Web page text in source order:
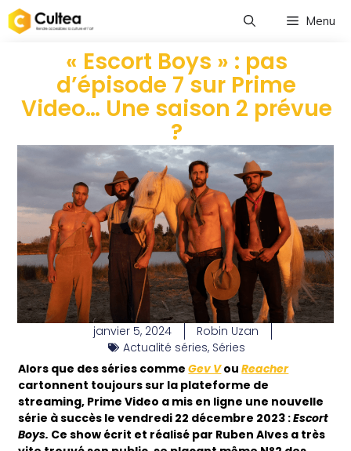
Menu
« Escort Boys » : pas
d’épisode 7 sur Prime
Video… Une saison 2 prévue
?
janvier 5, 2024
Robin Uzan
Actualité séries, Séries
Alors que des séries commeGev VouReacher
cartonnent toujours sur la plateforme de
streaming, Prime Video a mis en ligne une nouvelle
série à succès le vendredi 22 décembre 2023 :Escort
Boys. Ce show écrit et réalisé par Ruben Alves a très